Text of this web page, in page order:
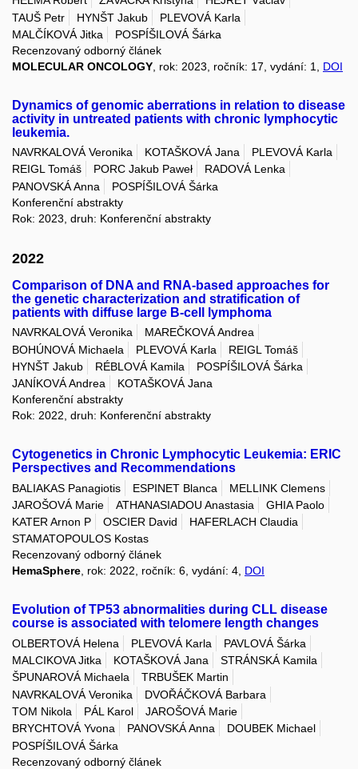
TAUŠ Petr
HYNŠT Jakub
PLEVOVÁ Karla
MALČÍKOVÁ Jitka
POSPÍŠILOVÁ Šárka
Recenzovaný odborný článek
MOLECULAR ONCOLOGY , rok: 2023, ročník: 17, vydání: 1, DOI
Dynamics of genomic aberrations in relation to disease
activity in untreated patients with chronic lymphocytic
leukemia.
NAVRKALOVÁ Veronika KOTAŠKOVÁ Jana
PLEVOVÁ Karla
REIGL Tomáš
PORC Jakub Paweł
RADOVÁ Lenka
PANOVSKÁ Anna
POSPÍŠILOVÁ Šárka
Konferenční abstrakty
Rok: 2023, druh: Konferenční abstrakty
2022
Comparison of DNA and RNA-based approaches for
the genetic characterization and stratification of
patients with diffuse large B-cell lymphoma
NAVRKALOVÁ Veronika
MAREČKOVÁ Andrea
BOHÚNOVÁ Michaela
PLEVOVÁ Karla
REIGL Tomáš
HYNŠT Jakub
RÉBLOVÁ Kamila
POSPÍŠILOVÁ Šárka
JANÍKOVÁ Andrea
KOTAŠKOVÁ Jana
Konferenční abstrakty
Rok: 2022, druh: Konferenční abstrakty
Cytogenetics in Chronic Lymphocytic Leukemia: ERIC
Perspectives and Recommendations
BALIAKAS Panagiotis ESPINET Blanca
MELLINK Clemens
JAROŠOVÁ Marie
ATHANASIADOU Anastasia
GHIA Paolo
KATER Arnon P
OSCIER David
HAFERLACH Claudia
STAMATOPOULOS Kostas
Recenzovaný odborný článek
HemaSphere, rok: 2022, ročník: 6, vydání: 4, DOI
Evolution of TP53 abnormalities during CLL disease
course is associated with telomere length changes
OLBERTOVÁ Helena PLEVOVÁ Karla
PAVLOVÁ Šárka
MALCIKOVA Jitka
KOTAŠKOVÁ Jana
STRÁNSKÁ Kamila
ŠPUNAROVÁ Michaela
TRBUŠEK Martin
NAVRKALOVÁ Veronika
DVOŘÁČKOVÁ Barbara
TOM Nikola
PÁL Karol
JAROŠOVÁ Marie
BRYCHTOVÁ Yvona
PANOVSKÁ Anna
DOUBEK Michael
POSPÍŠILOVÁ Šárka
Recenzovaný odborný článek